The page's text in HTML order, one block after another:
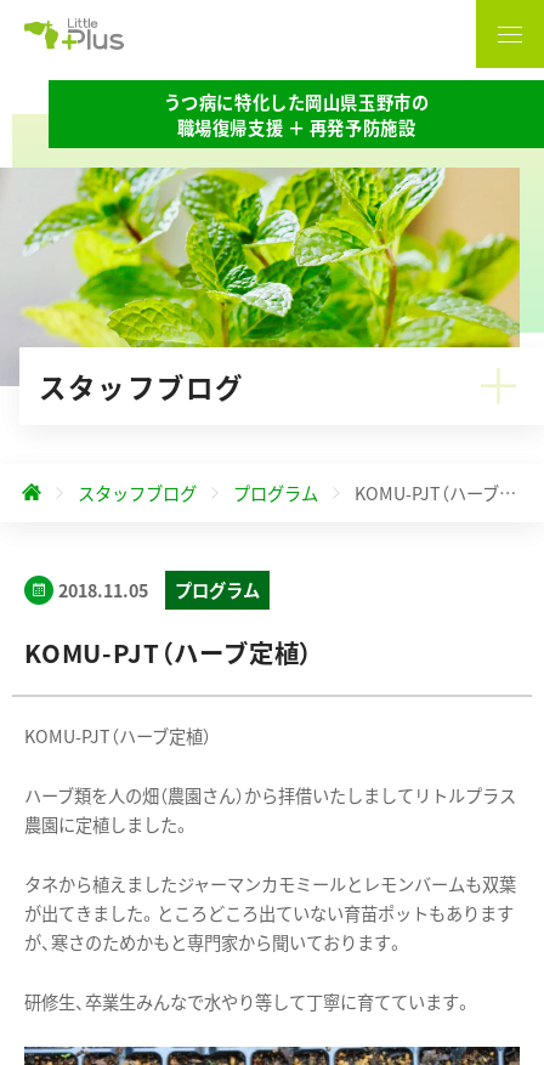
うつ病に特化した岡山県玉野市の
職場復帰支援 ＋ 再発予防施設
スタッフブログ
スタッフブログ プログラム KOMU-PJT（ハーブ定植）
2018.11.05 プログラム
KOMU-PJT（ハーブ定植）
KOMU-PJT（ハーブ定植）
ハーブ類を人の畑（農園さん）から拝借いたしましてリトルプラス
農園に定植しました。
タネから植えましたジャーマンカモミールとレモンバームも双葉
が出てきました。ところどころ出ていない育苗ポットもあります
が、寒さのためかもと専門家から聞いております。
研修生、卒業生みんなで水やり等して丁寧に育てています。